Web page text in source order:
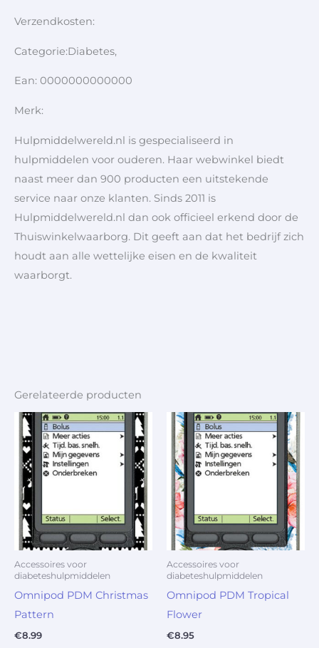
Verzendkosten:
Categorie:Diabetes,
Ean: 0000000000000
Merk:
Hulpmiddelwereld.nl is gespecialiseerd in
hulpmiddelen voor ouderen. Haar webwinkel biedt
naast meer dan 900 producten een uitstekende
service naar onze klanten. Sinds 2011 is
Hulpmiddelwereld.nl dan ook officieel erkend door de
Thuiswinkelwaarborg. Dit geeft aan dat het bedrijf zich
houdt aan alle wettelijke eisen en de kwaliteit
waarborgt.
Gerelateerde producten
Accessoires voor
diabeteshulpmiddelen
Omnipod PDM Christmas
Pattern
€8.99
Accessoires voor
diabeteshulpmiddelen
Omnipod PDM Tropical
Flower
€8.95